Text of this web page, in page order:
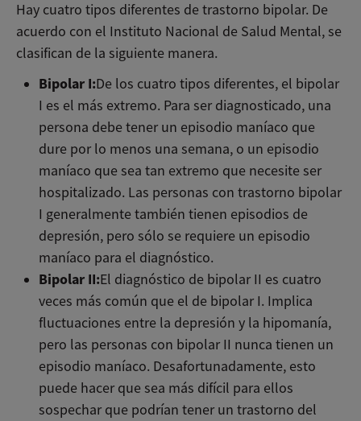
Hay cuatro tipos diferentes de trastorno bipolar. De
acuerdo con el Instituto Nacional de Salud Mental, se
clasifican de la siguiente manera.
Bipolar I:De los cuatro tipos diferentes, el bipolar
I es el más extremo. Para ser diagnosticado, una
persona debe tener un episodio maníaco que
dure por lo menos una semana, o un episodio
maníaco que sea tan extremo que necesite ser
hospitalizado. Las personas con trastorno bipolar
I generalmente también tienen episodios de
depresión, pero sólo se requiere un episodio
maníaco para el diagnóstico.
Bipolar II:El diagnóstico de bipolar II es cuatro
veces más común que el de bipolar I. Implica
fluctuaciones entre la depresión y la hipomanía,
pero las personas con bipolar II nunca tienen un
episodio maníaco. Desafortunadamente, esto
puede hacer que sea más difícil para ellos
sospechar que podrían tener un trastorno del